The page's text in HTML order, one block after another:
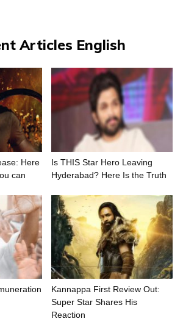
Articles English
Here
can
Is THIS Star Hero Leaving
Hyderabad? Here Is the Truth
Kannappa First Review Out:
Super Star Shares His
Reaction